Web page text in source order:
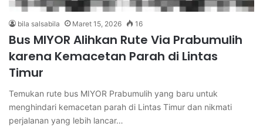
bila salsabila Maret 15, 2026 16
Bus MIYOR Alihkan Rute Via Prabumulih
karena Kemacetan Parah di Lintas
Timur
Temukan rute bus MIYOR Prabumulih yang baru untuk
menghindari kemacetan parah di Lintas Timur dan nikmati
perjalanan yang lebih lancar…